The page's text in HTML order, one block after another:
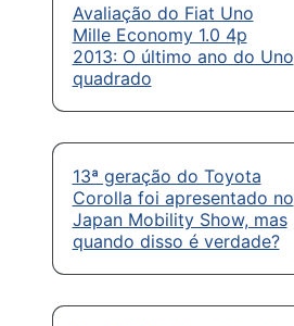
Avaliação do Fiat Uno
Mille Economy 1.0 4p
2013: O último ano do Uno
quadrado
13ª geração do Toyota
Corolla foi apresentado no
Japan Mobility Show, mas
quando disso é verdade?